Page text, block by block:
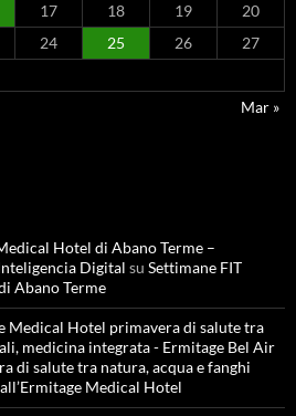
17 18 19
20
24 25 26
27
Mar »
Hotel di Abano Terme –
Digital su Settimane FIT
Abano Terme
Medical Hotel primavera di salute tra
medicina integrata - Ermitage Bel Air
di salute tra natura, acqua e fanghi
Medical Hotel